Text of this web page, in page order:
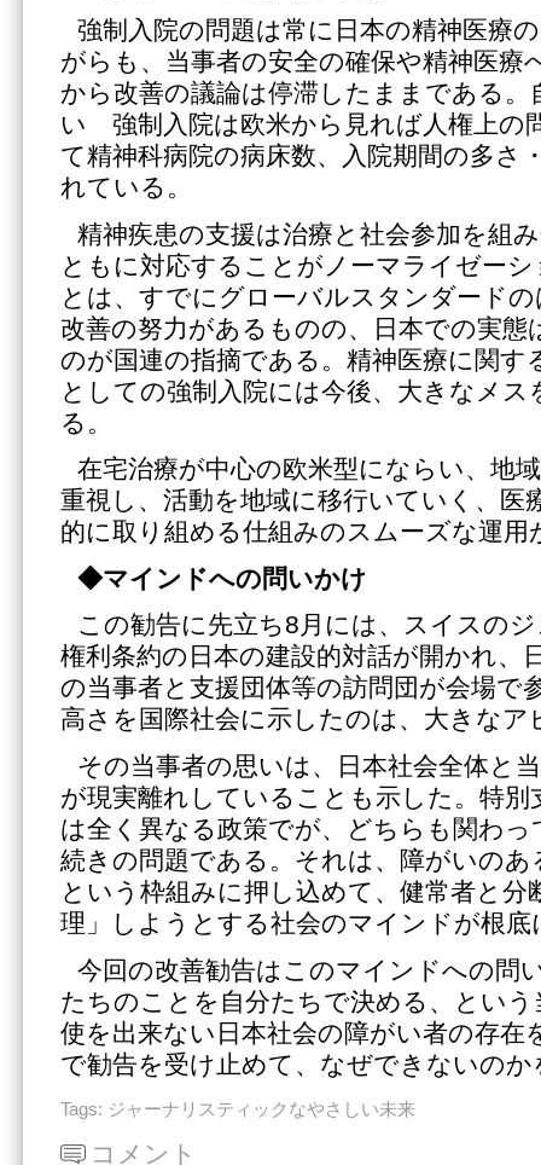
強制入院の問題は常に日本の精神医療
がらも、当事者の安全の確保や精神医療
から改善の議論は停滞したままである
い 強制入院は欧米から見れば人権上の
て精神科病院の病床数、入院期間の多さ
れている。
精神疾患の支援は治療と社会参加を組
ともに対応することがノーマライゼー
とは、すでにグローバルスタンダード
改善の努力があるものの、日本での実態
のが国連の指摘である。精神医療に関す
としての強制入院には今後、大きなメス
る。
在宅治療が中心の欧米型にならい、地
重視し、活動を地域に移行いていく、医
的に取り組める仕組みのスムーズな運用
◆マインドへの問いかけ
この勧告に先立ち8月には、スイスの
権利条約の日本の建設的対話が開かれ、
の当事者と支援団体等の訪問団が会場で
高さを国際社会に示したのは、大きなア
その当事者の思いは、日本社会全体と
が現実離れしていることも示した。特別
は全く異なる政策でが、どちらも関わ
続きの問題である。それは、障がいのあ
という枠組みに押し込めて、健常者と分
理」しようとする社会のマインドが根底
今回の改善勧告はこのマインドへの問
たちのことを自分たちで決める、とい
使を出来ない日本社会の障がい者の存在
で勧告を受け止めて、なぜできないの
Tags: ジャーナリスティックなやさしい未来
コメント